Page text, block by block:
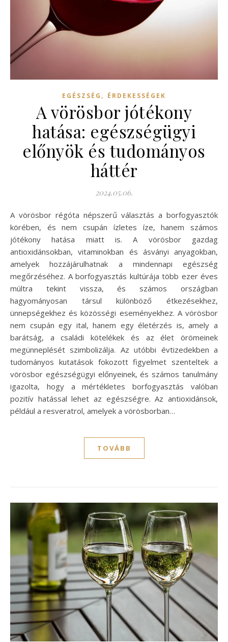
EGÉSZSÉG , ÉRDEKESSÉGEK
A vörösbor jótékony
hatása: egészségügyi
előnyök és tudományos
háttér
2024.05.06.
A vörösbor régóta népszerű választás a borfogyasztók
körében, és nem csupán ízletes íze, hanem számos
jótékony hatása miatt is. A vörösbor gazdag
antioxidánsokban, vitaminokban és ásványi anyagokban,
amelyek hozzájárulhatnak a mindennapi egészség
megőrzéséhez. A borfogyasztás kultúrája több ezer éves
múltra tekint vissza, és számos országban
hagyományosan társul különböző étkezésekhez,
ünnepségekhez és közösségi eseményekhez. A vörösbor
nem csupán egy ital, hanem egy életérzés is, amely a
barátság, a családi kötelékek és az élet örömeinek
megünneplését szimbolizálja. Az utóbbi évtizedekben a
tudományos kutatások fokozott figyelmet szenteltek a
vörösbor egészségügyi előnyeinek, és számos tanulmány
igazolta, hogy a mértékletes borfogyasztás valóban
pozitív hatással lehet az egészségre. Az antioxidánsok,
például a resveratrol, amelyek a vörösborban…
TOVÁBB